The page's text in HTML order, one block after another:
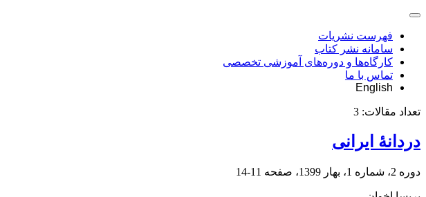
فهرست نشریات
سامانه نشر کتاب
کارگاه‌ها و دوره‌های آموزشی تخصصی
تماس با ما
English
تعداد مقالات: 3
دردانۀ ایرانی
دوره 2، شماره 1، بهار 1399، صفحه 11-14